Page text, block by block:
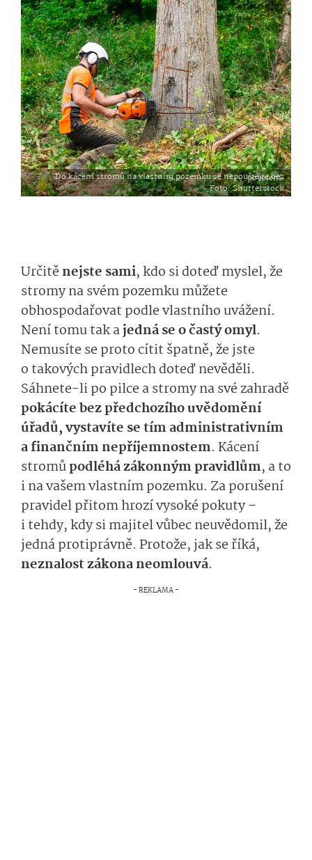
Do kácení stromů na vlastním pozemku se nepouštějte bez povolení.
Foto: Shutterstock
Určitěnejste sami, kdo si doteď myslel, že
stromy na svém pozemku můžete
obhospodařovat podle vlastního uvážení.
Není tomu tak ajedná se o častý omyl.
Nemusíte se proto cítit špatně, že jste
o takových pravidlech doteď nevěděli.
Sáhnete-li po pilce a stromy na své zahradě
pokácíte bez předchozího uvědomění
úřadů, vystavíte se tím administrativním
a finančním nepříjemnostem. Kácení
stromůpodléhá zákonným pravidlům, a to
i na vašem vlastním pozemku. Za porušení
pravidel přitom hrozí vysoké pokuty –
i tehdy, kdy si majitel vůbec neuvědomil, že
jedná protiprávně. Protože, jak se říká,
neznalost zákona neomlouvá.